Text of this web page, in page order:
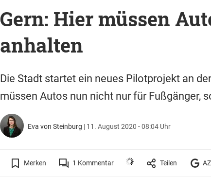
Gern: Hier müssen
anhalten
Die Stadt startet ein neues Pilotprojekt an
müssen Autos nun nicht nur für Fußgänger,
Eva von Steinburg | 11. August 2020 - 08:04 Uhr
Merken 1 Kommentar Teilen